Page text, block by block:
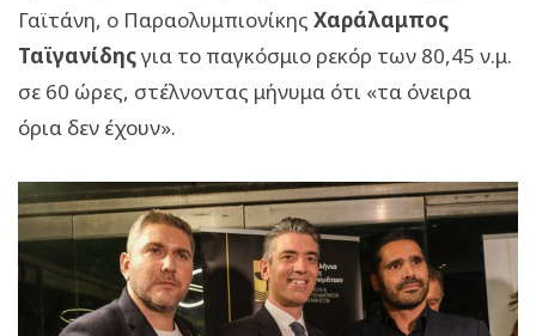
Γαϊτάνη, ο Παραολυμπιονίκης Χαράλαμπος
Ταϊγανίδηςγια το παγκόσμιο ρεκόρ των 80,45 ν.μ.
σε 60 ώρες, στέλνοντας μήνυμα ότι «τα όνειρα
όρια δεν έχουν».